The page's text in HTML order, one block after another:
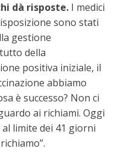
dà risposte. I medici
sono stati
gestione
della
positiva iniziale, il
abbiamo
è successo? Non ci
ai richiami. Oggi
limite dei 41 giorni